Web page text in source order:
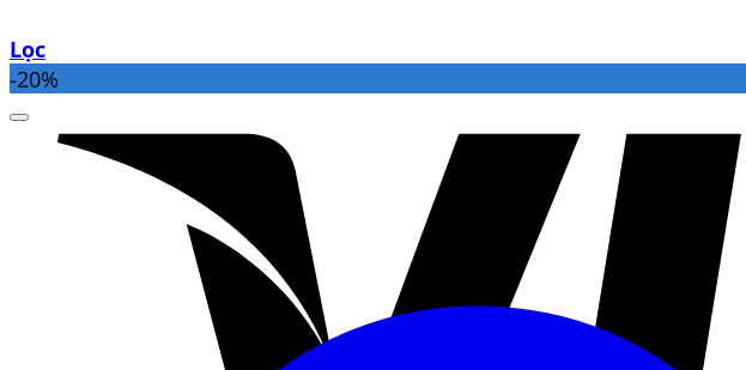
Lọc
-20%